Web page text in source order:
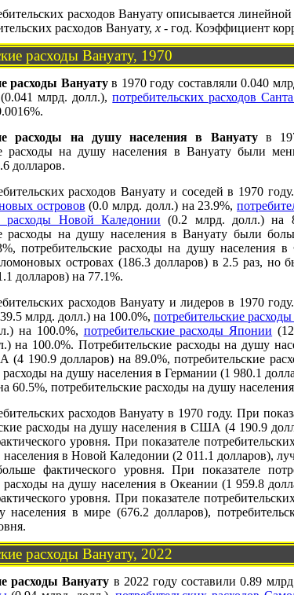
расходов Вануату описывается
расходов Вануату, x - год. Коэффициент
расходы Вануату, 1970
расходы Вануатув 1970 году составляли 0.040
(0.041 млрд. долл.),потребительских расходов
расходы на душу населения в Вануатув
расходы на душу населения в Вануату были
долларов.
расходов Вануату и соседей в 1970
островов (0.0 млрд. долл.) на 23.9%,
расходы Новой Каледонии (0.2 млрд. долл.) на
расходы на душу населения в Вануату были
потребительские расходы на душу
островах (186.3 долларов) в 2.5 раз,
долларов) на 77.1%.
расходов Вануату и лидеров в 1970
млрд. долл.) на 100.0%, потребительские
на 100.0%, потребительские расходы Японии
на 100.0%. Потребительские расходы на душу
190.9 долларов) на 89.0%, потребительские
расходы на душу населения в Германии (1 980.1
60.5%, потребительские расходы на душу
расходов Вануату в 1970 году. При
расходы на душу населения в США (4 190.9
уровня. При показателе
в Новой Каледонии (2 011.1 долларов),
фактического уровня. При показателе
расходы на душу населения в Океании (1 959.8
уровня. При показателе
населения в мире (676.2 долларов),
расходы Вануату, 2022
расходы Вануату в 2022 году составили 0.89